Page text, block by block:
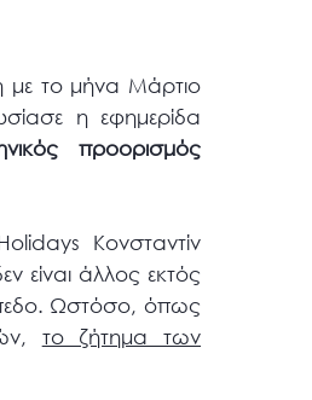
με το μήνα Μάρτιο
η εφημερίδα
προορισμός
Κονσταντίν
είναι άλλος εκτός
Ωστόσο, όπως
το ζήτημα των